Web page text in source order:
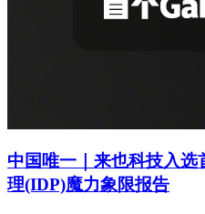
中国唯一｜来也科技入
理(IDP)魔力象限报告